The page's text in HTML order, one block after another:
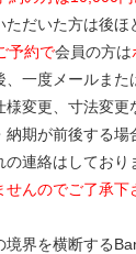
だいた方は後ほ
予約で会員の方は
一度メールまた
変更、寸法変更
期が前後する場
連絡はしており
んのでご了承下
境界を横断する